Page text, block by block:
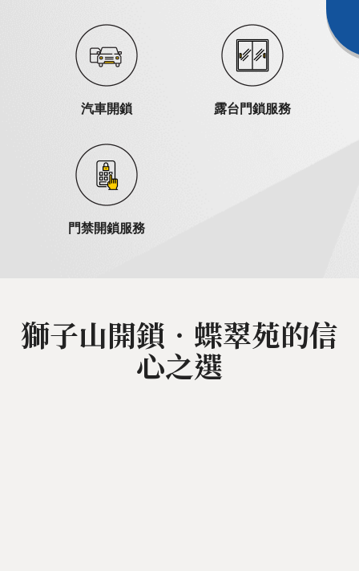
汽車開鎖 露台門鎖服務
門禁開鎖服務
獅子山開鎖‧蝶翠苑的信
心之選